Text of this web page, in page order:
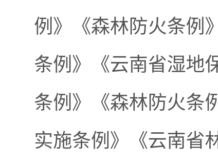
例》《森林防火条例
条例》《云南省湿地
条例》《森林防火条
实施条例》《云南省